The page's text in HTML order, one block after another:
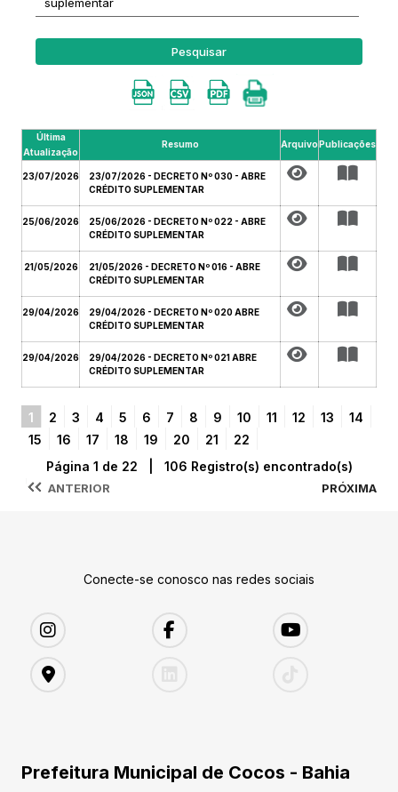
Pesquisar
Última
Atualização
Resumo ArquivoPublicações
23/07/2026
23/07/2026 - DECRETO Nº 030 - ABRE
CRÉDITO SUPLEMENTAR
25/06/2026
25/06/2026 - DECRETO Nº 022 - ABRE
CRÉDITO SUPLEMENTAR
21/05/2026
21/05/2026 - DECRETO Nº 016 - ABRE
CRÉDITO SUPLEMENTAR
29/04/2026
29/04/2026 - DECRETO Nº 020 ABRE
CRÉDITO SUPLEMENTAR
29/04/2026
29/04/2026 - DECRETO Nº 021 ABRE
CRÉDITO SUPLEMENTAR
1 2 3 4 5 6 7 8 9 10 11 12 13
14
15
16 17 18 19 20 21 22
ANTERIOR
Página 1 de 22 | 106 Registro(s) encontrado(s)
PRÓXIMA
Conecte-se conosco nas redes sociais
Prefeitura Municipal de Cocos - Bahia